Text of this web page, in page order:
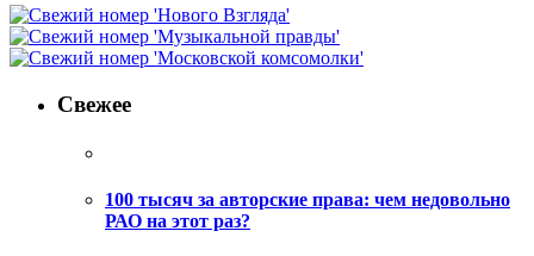
Свежее
100 тысяч за авторские права: чем недовольно
РАО на этот раз?